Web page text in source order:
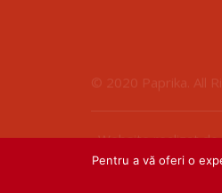
© 2020 Paprika. All
Website realizat de
Pentru a vă oferi o